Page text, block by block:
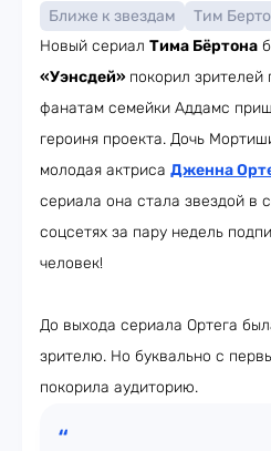
Ближе к звездам
Тим
Новый сериал Тима Бёртона
«Уэнсдей» покорил зрителей
фанатам семейки Аддамс
героиня проекта. Дочь
молодая актриса Дженна
сериала она стала звездой в
соцсетях за пару недель
человек!
До выхода сериала Ортега
зрителю. Но буквально с
покорила аудиторию.